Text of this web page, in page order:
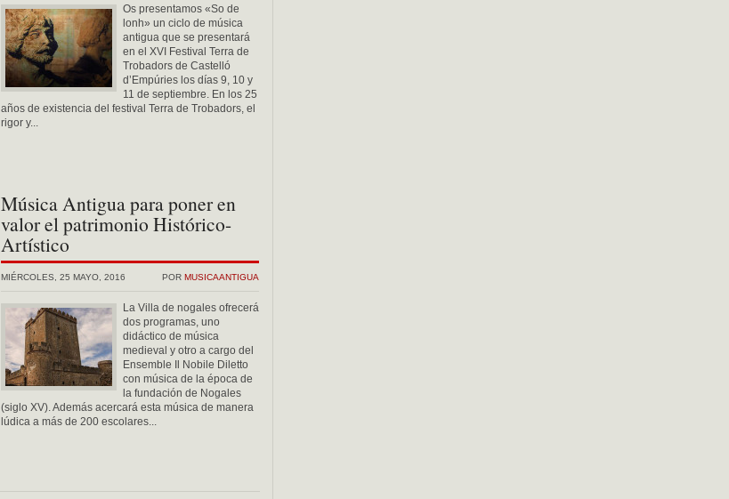
Os presentamos «So de
lonh» un ciclo de música
antigua que se presentará
en el XVI Festival Terra de
Trobadors de Castelló
d’Empúries los días 9, 10 y
11 de septiembre. En los 25
años de existencia del festival Terra de Trobadors, el
rigor y...
Música Antigua para poner en
valor el patrimonio Histórico-
Artístico
POR MUSICAANTIGUA
MIÉRCOLES, 25 MAYO, 2016
La Villa de nogales ofrecerá
dos programas, uno
didáctico de música
medieval y otro a cargo del
Ensemble Il Nobile Diletto
con música de la época de
la fundación de Nogales
(siglo XV). Además acercará esta música de manera
lúdica a más de 200 escolares...